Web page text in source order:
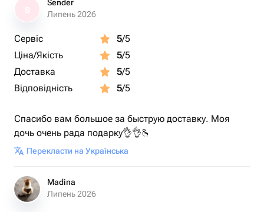
Sender
Липень 2026
Сервіс 5/5
Ціна/Якість
5/5
Доставка
5/5
Відповідність
5/5
Спасибо вам большое за быструю доставку. Моя
дочь очень рада подарку👌👌🫰
Перекласти на Українська
Madina
Липень 2026